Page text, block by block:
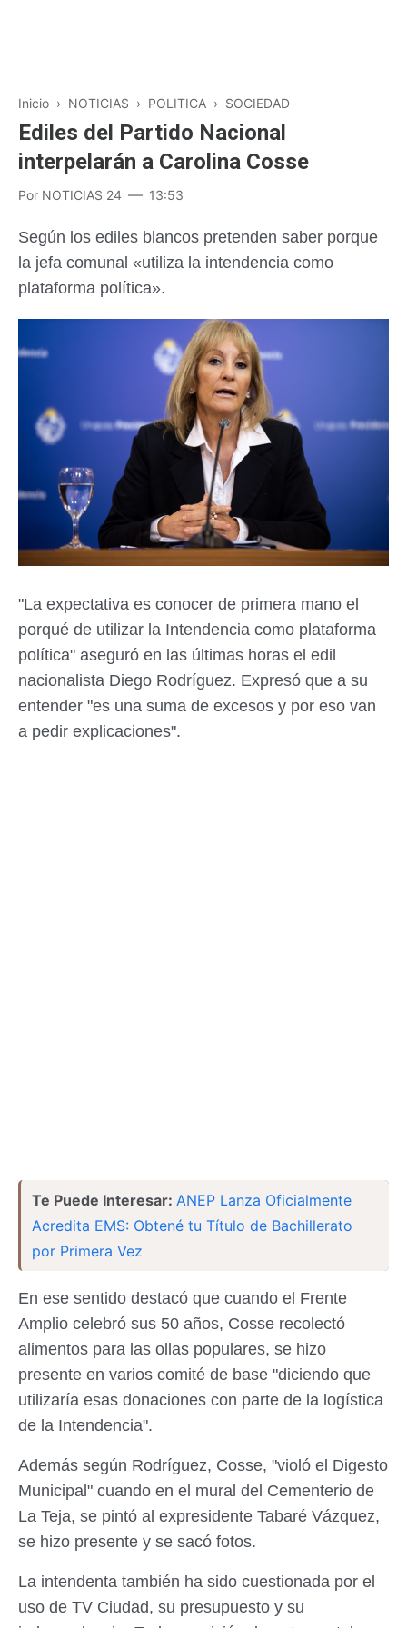
Inicio › NOTICIAS › POLITICA › SOCIEDAD
Ediles del Partido Nacional
interpelarán a Carolina Cosse
Por NOTICIAS 24 13:53
Según los ediles blancos pretenden saber porque
la jefa comunal «utiliza la intendencia como
plataforma política».
"La expectativa es conocer de primera mano el
porqué de utilizar la Intendencia como plataforma
política" aseguró en las últimas horas el edil
nacionalista Diego Rodríguez. Expresó que a su
entender "es una suma de excesos y por eso van
a pedir explicaciones".
Te Puede Interesar: ANEP Lanza Oficialmente
Acredita EMS: Obtené tu Título de Bachillerato
por Primera Vez
En ese sentido destacó que cuando el Frente
Amplio celebró sus 50 años, Cosse recolectó
alimentos para las ollas populares, se hizo
presente en varios comité de base "diciendo que
utilizaría esas donaciones con parte de la logística
de la Intendencia".
Además según Rodríguez, Cosse, "violó el Digesto
Municipal" cuando en el mural del Cementerio de
La Teja, se pintó al expresidente Tabaré Vázquez,
se hizo presente y se sacó fotos.
La intendenta también ha sido cuestionada por el
uso de TV Ciudad, su presupuesto y su